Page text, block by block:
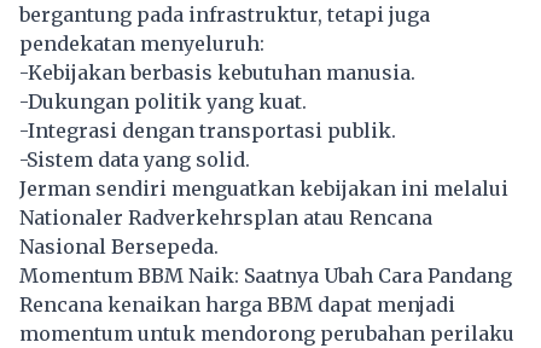
bergantung pada infrastruktur, tetapi juga
pendekatan menyeluruh:
-Kebijakan berbasis kebutuhan manusia.
-Dukungan politik yang kuat.
-Integrasi dengan transportasi publik.
-Sistem data yang solid.
Jerman sendiri menguatkan kebijakan ini melalui
Nationaler Radverkehrsplan atau Rencana
Nasional Bersepeda.
Momentum BBM Naik: Saatnya Ubah Cara Pandang
Rencana kenaikan harga BBM dapat menjadi
momentum untuk mendorong perubahan perilaku